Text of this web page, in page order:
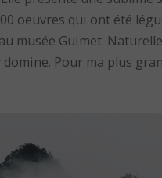
oeuvres qui ont été
musée Guimet.
domine. Pour ma plus